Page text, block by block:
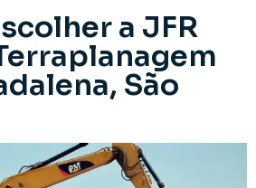
a JFR
São